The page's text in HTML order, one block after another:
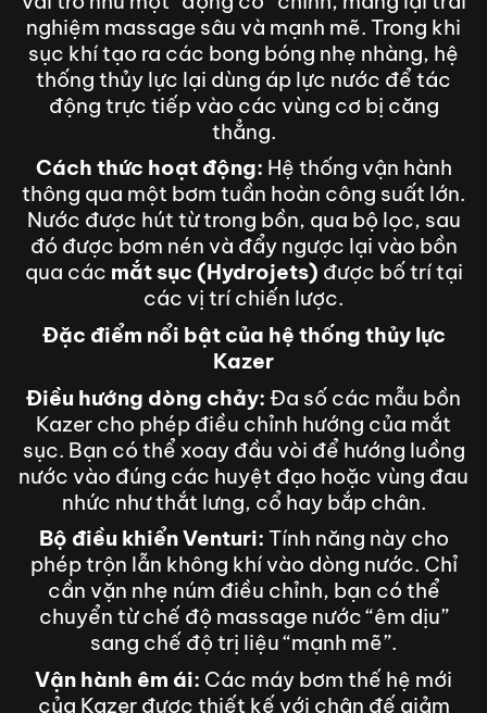
nghiệm massage sâu và mạnh mẽ. Trong khi
sục khí tạo ra các bong bóng nhẹ nhàng, hệ
thống thủy lực lại dùng áp lực nước để tác
động trực tiếp vào các vùng cơ bị căng
thẳng.
Cách thức hoạt động: Hệ thống vận hành
thông qua một bơm tuần hoàn công suất lớn.
Nước được hút từ trong bồn, qua bộ lọc, sau
đó được bơm nén và đẩy ngược lại vào bồn
qua các mắt sục (Hydrojets) được bố trí tại
các vị trí chiến lược.
Đặc điểm nổi bật của hệ thống thủy lực
Kazer
Điều hướng dòng chảy: Đa số các mẫu bồn
Kazer cho phép điều chỉnh hướng của mắt
sục. Bạn có thể xoay đầu vòi để hướng luồng
nước vào đúng các huyệt đạo hoặc vùng đau
nhức như thắt lưng, cổ hay bắp chân.
Bộ điều khiển Venturi: Tính năng này cho
phép trộn lẫn không khí vào dòng nước. Chỉ
cần vặn nhẹ núm điều chỉnh, bạn có thể
chuyển từ chế độ massage nước “êm dịu”
sang chế độ trị liệu “mạnh mẽ”.
Vận hành êm ái: Các máy bơm thế hệ mới
của Kazer được thiết kế với chân đế giảm